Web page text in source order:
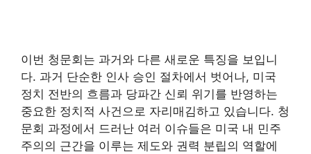
이번 청문회는 과거와 다른 새로운 특징을 보입니
다. 과거 단순한 인사 승인 절차에서 벗어나, 미국
정치 전반의 흐름과 당파간 신뢰 위기를 반영하는
중요한 정치적 사건으로 자리매김하고 있습니다. 청
문회 과정에서 드러난 여러 이슈들은 미국 내 민주
주의의 근간을 이루는 제도와 권력 분립의 역할에